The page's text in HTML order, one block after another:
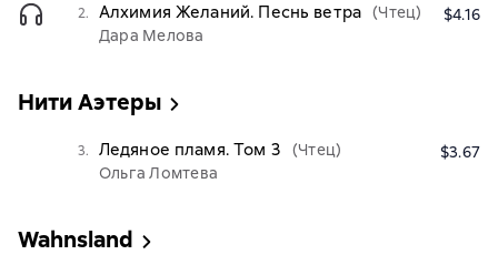
2. Алхимия Желаний. Песнь ветра (Чтец)
Дара Мелова
$4.16
Нити Аэтеры
3. Ледяное пламя. Том 3
(Чтец)
Ольга Ломтева
$3.67
Wahnsland